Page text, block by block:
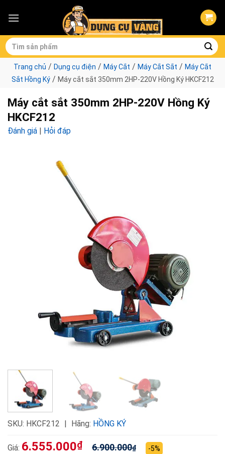
Tìm
kiếm:
Trang chủ / Dụng cụ điện / Máy Cắt / Máy Cắt Sắt / Máy Cắt
Sắt Hồng Ký/ Máy cắt sắt 350mm 2HP-220V Hồng Ký HKCF212
Máy cắt sắt 350mm 2HP-220V Hồng Ký
HKCF212
Đánh giá | Hỏi đáp
SKU: HKCF212 Hãng: HỒNG KÝ
Giá: 6.555.000₫ 6.900.000₫ -5%